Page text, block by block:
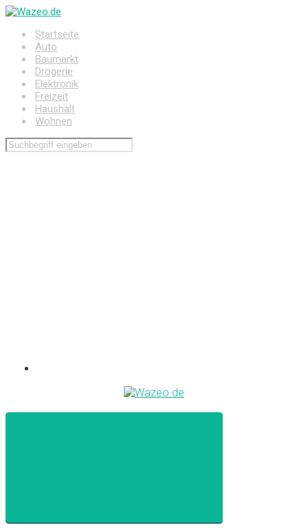
Zum
springenStartseite
Auto
Baumarkt
Drogerie
Elektronik
Freizeit
Haushalt
Wohnen